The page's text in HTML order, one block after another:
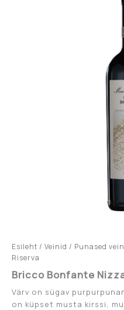
Esileht / Veinid / Punased
Riserva
Bricco Bonfante
Värv on sügav
on küpset musta kirssi,